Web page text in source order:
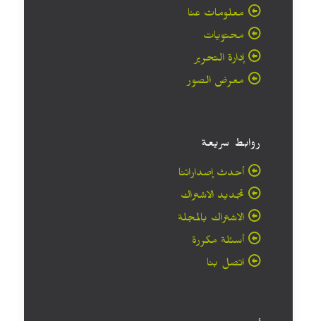
معلومات عنا
محتويات
إدارة التحرير
معرض الصور
روابط سريعة
أحدث إصداراتنا
تجديد الاشتراك
الاشتراك بالمجلة
أسئلة مكررة
اتصل بنا